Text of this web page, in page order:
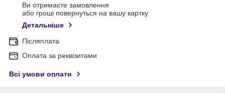
Ви отримаєте замовлення
або гроші повернуться на вашу картку
Детальніше
Післяплата
Оплата за реквізитами
Всі умови оплати